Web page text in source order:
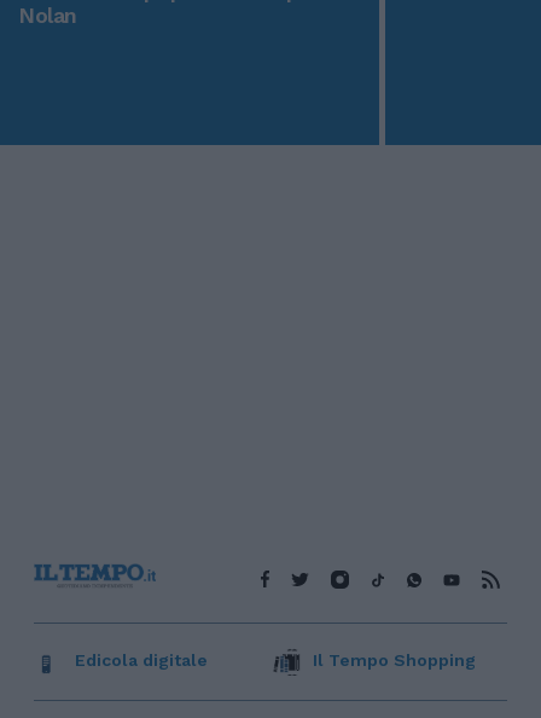
Nolan
Edicola digitale Il Tempo Shopping